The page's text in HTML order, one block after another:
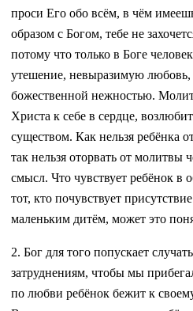
проси Его обо всём, в чём
образом с Богом, тебе не
потому что только в Боге
утешение, невыразимую
божественной нежностью.
Христа к себе в сердце,
существом. Как нельзя ребёнка
так нельзя оторвать от молитвы
смысл. Что чувствует ребёнок в
тот, кто почувствует
маленьким дитём, может это
2. Бог для того попускает
затруднениям, чтобы мы
по любви ребёнок бежит к